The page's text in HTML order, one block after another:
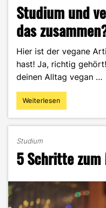
Studium und
das
Hier ist der vegane
hast! Ja, richtig
deinen Alltag vegan …
"Studium
und
–
Passt
das
Weiterlesen
Studium
5 Schritte